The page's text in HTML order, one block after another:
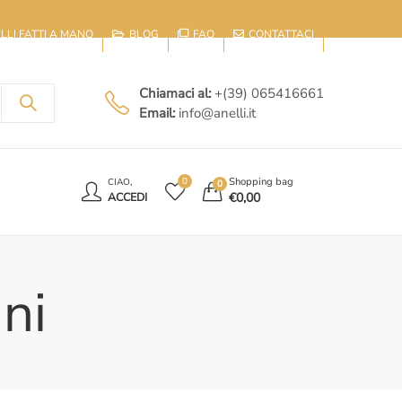
FATTI A MANO BLOG FAQ CONTATTACI
Chiamaci al: +(39) 065416661
Email: info@anelli.it
CIAO,
ACCEDI
0 0 Shopping bag
€0,00